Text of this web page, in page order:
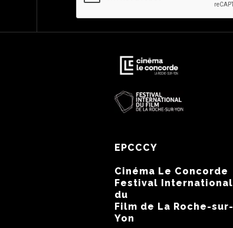
EPCCCY
Cinéma Le Concorde
Festival International
du
Film de La Roche-sur-
Yon